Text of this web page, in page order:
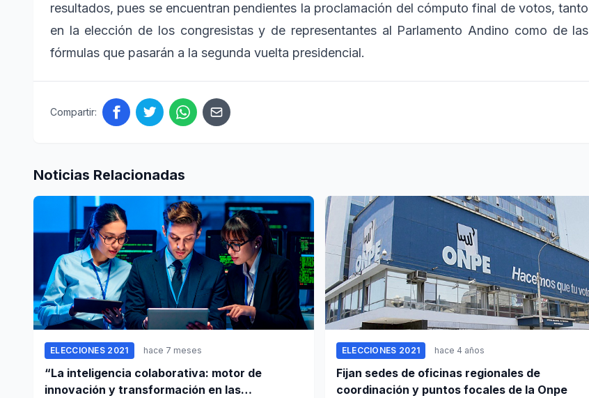
resultados, pues se encuentran pendientes la proclamación del cómputo final de votos, tanto
en la elección de los congresistas y de representantes al Parlamento Andino como de las
fórmulas que pasarán a la segunda vuelta presidencial.
Compartir:
Noticias Relacionadas
ELECCIONES 2021 hace 7 meses
“La inteligencia colaborativa: motor de
innovación y transformación en las
ELECCIONES 2021 hace 4 años
Fijan sedes de oficinas regionales de
coordinación y puntos focales de la Onpe